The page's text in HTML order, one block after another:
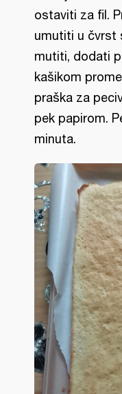
ostaviti za fil.
umutiti u čvrst
mutiti, dodati
kašikom
praška za
pek papirom.
minuta.